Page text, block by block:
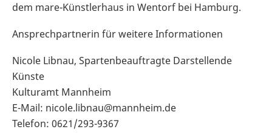
dem mare-Künstlerhaus in Wentorf bei Hamburg.
Ansprechpartnerin für weitere Informationen
Nicole Libnau, Spartenbeauftragte Darstellende
Künste
Kulturamt Mannheim
E-Mail: nicole.libnau@mannheim.de
Telefon: 0621/293-9367